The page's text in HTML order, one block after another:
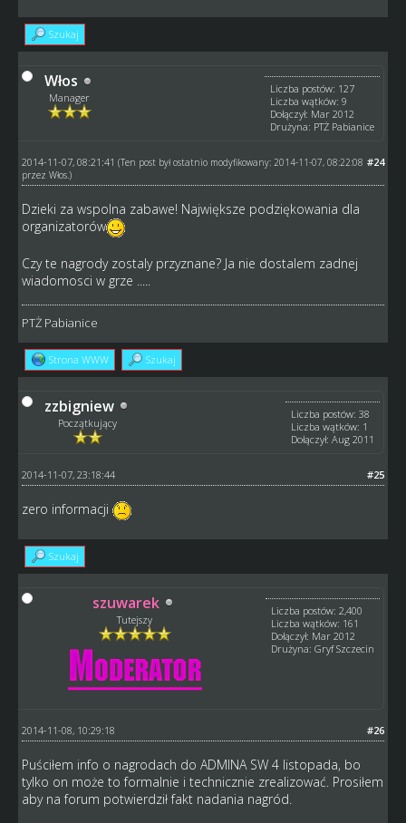
Szukaj
Włos
Manager
Liczba postów: 127
Liczba wątków: 9
Dołączył: Mar 2012
Drużyna: PTŻ Pabianice
#24
2014-11-07, 08:21:41 (Ten post był ostatnio modyfikowany: 2014-11-07, 08:22:08
przez Włos.)
Dzieki za wspolna zabawe! Największe podziękowania dla
organizatorów
Czy te nagrody zostaly przyznane? Ja nie dostalem zadnej
wiadomosci w grze .....
PTŻ Pabianice
Strona WWW Szukaj
zzbigniew
Początkujący
Liczba postów: 38
Liczba wątków: 1
Dołączył: Aug 2011
#25
2014-11-07, 23:18:44
zero informacji
Szukaj
szuwarek
Tutejszy
Liczba postów: 2,400
Liczba wątków: 161
Dołączył: Mar 2012
Drużyna: Gryf Szczecin
#26
2014-11-08, 10:29:18
Puściłem info o nagrodach do ADMINA SW 4 listopada, bo
tylko on może to formalnie i technicznie zrealizować. Prosiłem
aby na forum potwierdził fakt nadania nagród.